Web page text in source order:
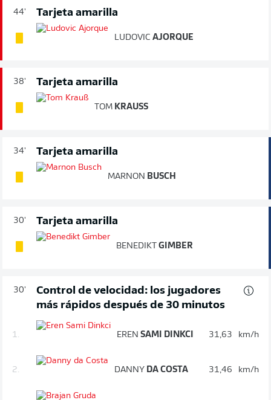
44' Tarjeta amarilla
LUDOVIC AJORQUE
38' Tarjeta amarilla
TOM KRAUSS
34' Tarjeta amarilla
MARNON BUSCH
30' Tarjeta amarilla
BENEDIKT GIMBER
30'
Control de velocidad: los jugadores
más rápidos después de 30 minutos
1. EREN SAMI DINKCI 31,63 km/h
2. DANNY DA COSTA 31,46 km/h